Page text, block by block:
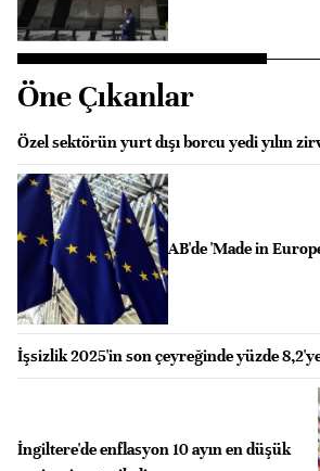
Öne Çıkanlar
Özel sektörün yurt dışı borcu yedi yılın
AB'de 'Made in
İşsizlik 2025'in son çeyreğinde yüzde
İngiltere'de enflasyon 10 ayın en düşük